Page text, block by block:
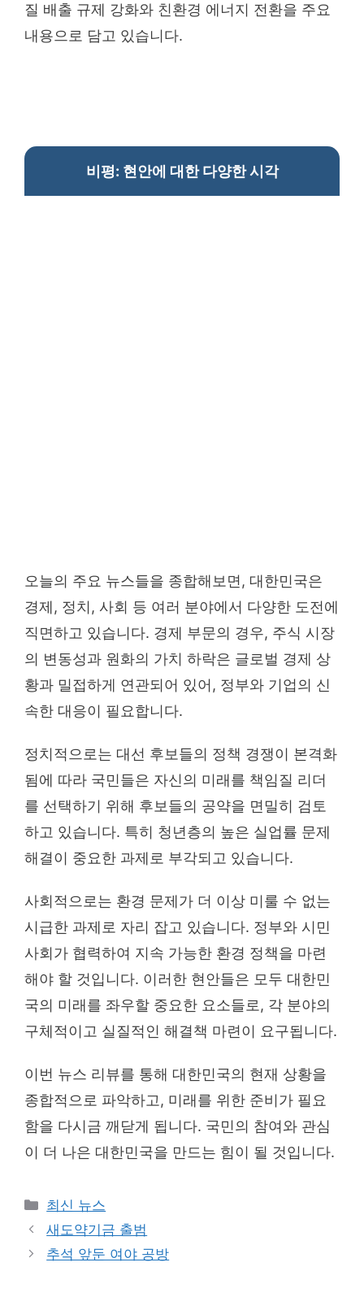
질 배출 규제 강화와 친환경 에너지 전환을 주요
내용으로 담고 있습니다.
비평: 현안에 대한 다양한 시각
오늘의 주요 뉴스들을 종합해보면, 대한민국은
경제, 정치, 사회 등 여러 분야에서 다양한 도전에
직면하고 있습니다. 경제 부문의 경우, 주식 시장
의 변동성과 원화의 가치 하락은 글로벌 경제 상
황과 밀접하게 연관되어 있어, 정부와 기업의 신
속한 대응이 필요합니다.
정치적으로는 대선 후보들의 정책 경쟁이 본격화
됨에 따라 국민들은 자신의 미래를 책임질 리더
를 선택하기 위해 후보들의 공약을 면밀히 검토
하고 있습니다. 특히 청년층의 높은 실업률 문제
해결이 중요한 과제로 부각되고 있습니다.
사회적으로는 환경 문제가 더 이상 미룰 수 없는
시급한 과제로 자리 잡고 있습니다. 정부와 시민
사회가 협력하여 지속 가능한 환경 정책을 마련
해야 할 것입니다. 이러한 현안들은 모두 대한민
국의 미래를 좌우할 중요한 요소들로, 각 분야의
구체적이고 실질적인 해결책 마련이 요구됩니다.
이번 뉴스 리뷰를 통해 대한민국의 현재 상황을
종합적으로 파악하고, 미래를 위한 준비가 필요
함을 다시금 깨닫게 됩니다. 국민의 참여와 관심
이 더 나은 대한민국을 만드는 힘이 될 것입니다.
Categories
최신 뉴스
새도약기금 출범
추석 앞둔 여야 공방